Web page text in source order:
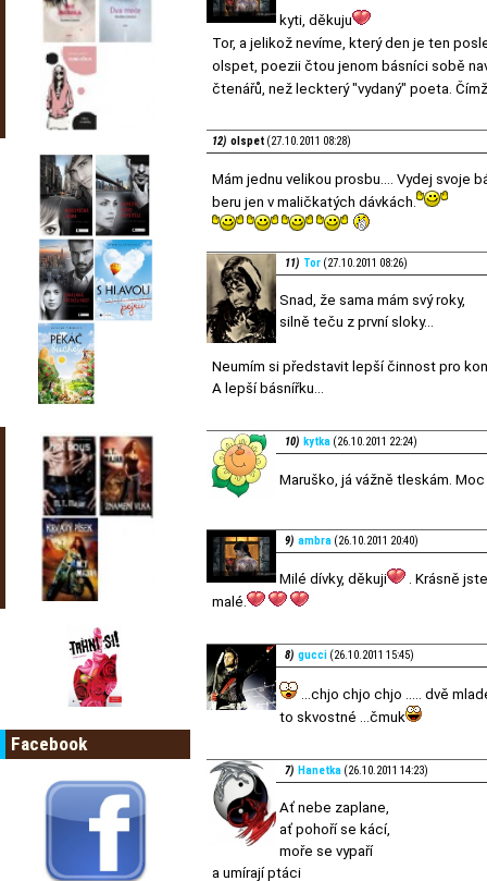
Facebook
kyti, děkuju
Tor, a jelikož nevíme, který den je ten
olspet, poezii čtou jenom básníci sobě
čtenářů, než leckterý "vydaný" poeta.
12) olspet (27.10.2011 08:28)
Mám jednu velikou prosbu.... Vydej svoje
beru jen v maličkatých dávkách.
11) Tor (27.10.2011 08:26)
Snad, že sama mám svý roky,
silně teču z první sloky...
Neumím si představit lepší činnost pro
A lepší básnířku...
10) kytka (26.10.2011 22:24)
Maruško, já vážně tleskám.
9) ambra (26.10.2011 20:40)
Milé dívky, děkuji
. Krásně
malé.
8) gucci (26.10.2011 15:45)
...chjo chjo chjo ..... dvě
to skvostné ...čmuk
7) Hanetka (26.10.2011 14:23)
Ať nebe zaplane,
ať pohoří se kácí,
moře se vypaří
a umírají ptáci